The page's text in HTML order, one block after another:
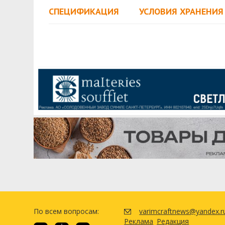
СПЕЦИФИКАЦИЯ УСЛОВИЯ ХРАНЕНИЯ
По всем вопросам:
Реклама Редакция